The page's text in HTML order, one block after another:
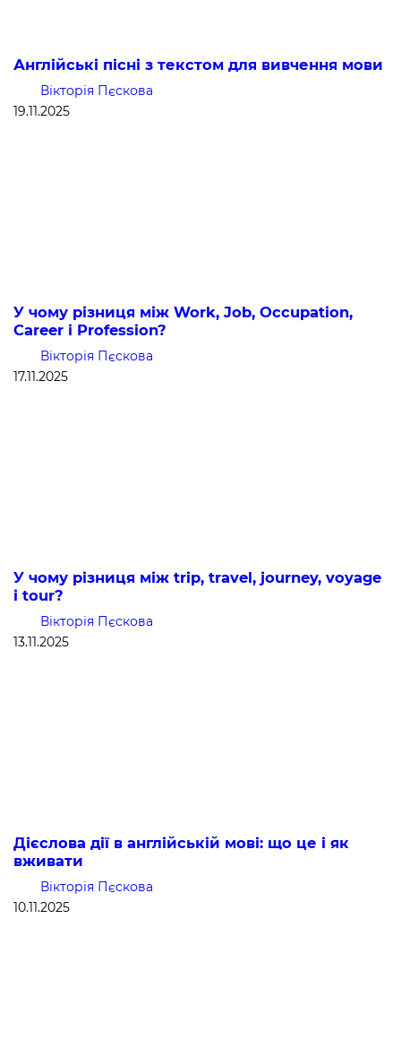
Англійські пісні з текстом для вивчення мови
Вікторія Пєскова
19.11.2025
У чому різниця між Work, Job, Occupation,
Career і Profession?
Вікторія Пєскова
17.11.2025
У чому різниця між trip, travel, journey, voyage
і tour?
Вікторія Пєскова
13.11.2025
Дієслова дії в англійській мові: що це і як
вживати
Вікторія Пєскова
10.11.2025